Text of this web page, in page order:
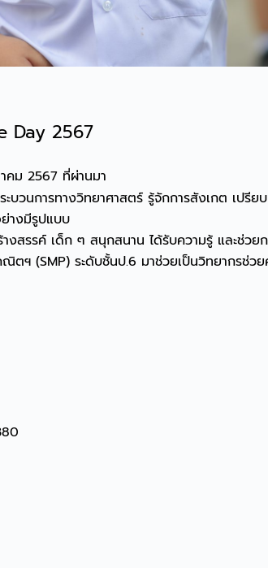
Day 2567
คม 2567 ที่ผ่านมา
บวนการทางวิทยาศาสตร์ รู้จักการสังเกต เป
างมีรูปแบบ
รค์ เด็ก ๆ สนุกสนาน ได้รับความรู้ และช่วย
ตฯ (SMP) ระดับชั้นป.6 มาช่วยเป็นวิทยากรช่